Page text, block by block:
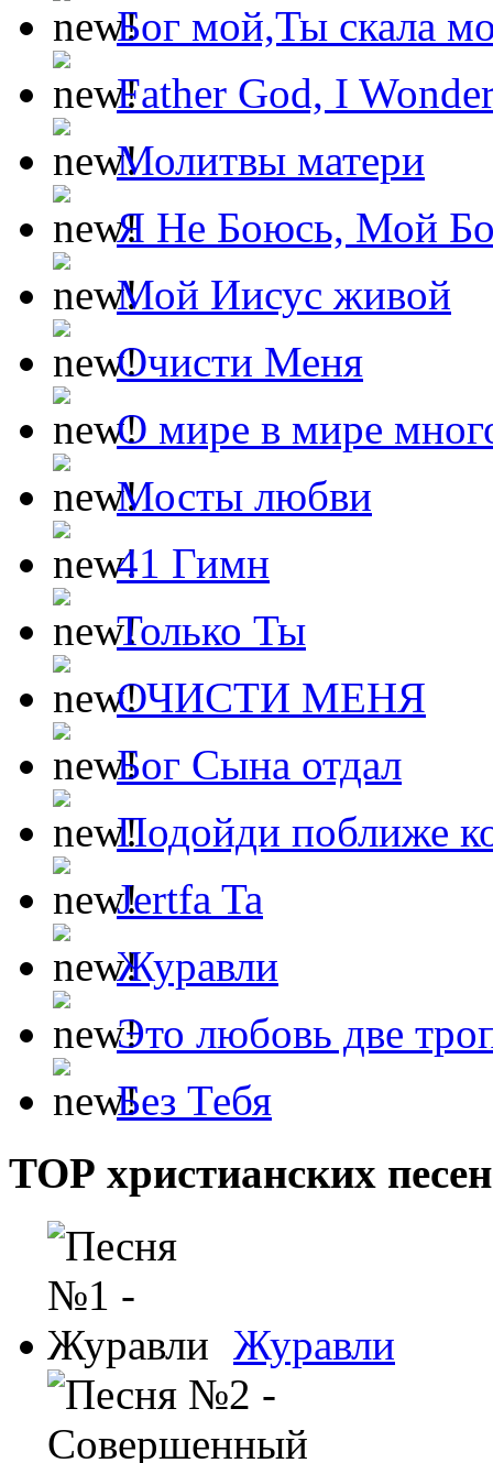
Бог мой,Ты скала
Father God, I
Молитвы матери
Я Не Боюсь, Мой
Мой Иисус живой
Очисти Меня
О мире в мире
Мосты любви
41 Гимн
Только Ты
ОЧИСТИ МЕНЯ
Бог Сына отдал
Подойди поближе
Jertfa Ta
Журавли
Это любовь две
Без Тебя
ТОР христианских песен
Журавли